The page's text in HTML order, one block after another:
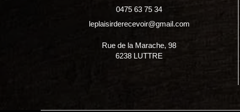
0475 63 75 34
leplaisirderecevoir@gmail.com
Rue de la Marache, 98
6238 LUTTRE